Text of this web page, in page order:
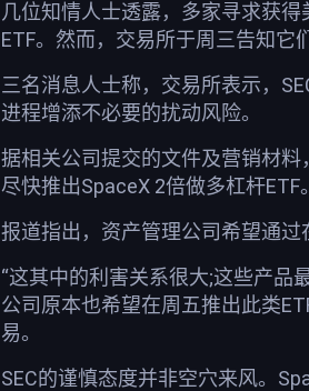
几位知情人士透露，多家寻求获
ETF。然而，交易所于周三告知它
三名消息人士称，交易所表示，
进程增添不必要的扰动风险。
据相关公司提交的文件及营销材
尽快推出SpaceX 2倍做多杠杆ETF。
报道指出，资产管理公司希望通过
“这其中的利害关系很大;这些产品
公司原本也希望在周五推出此类
易。
SEC的谨慎态度并非空穴来风。